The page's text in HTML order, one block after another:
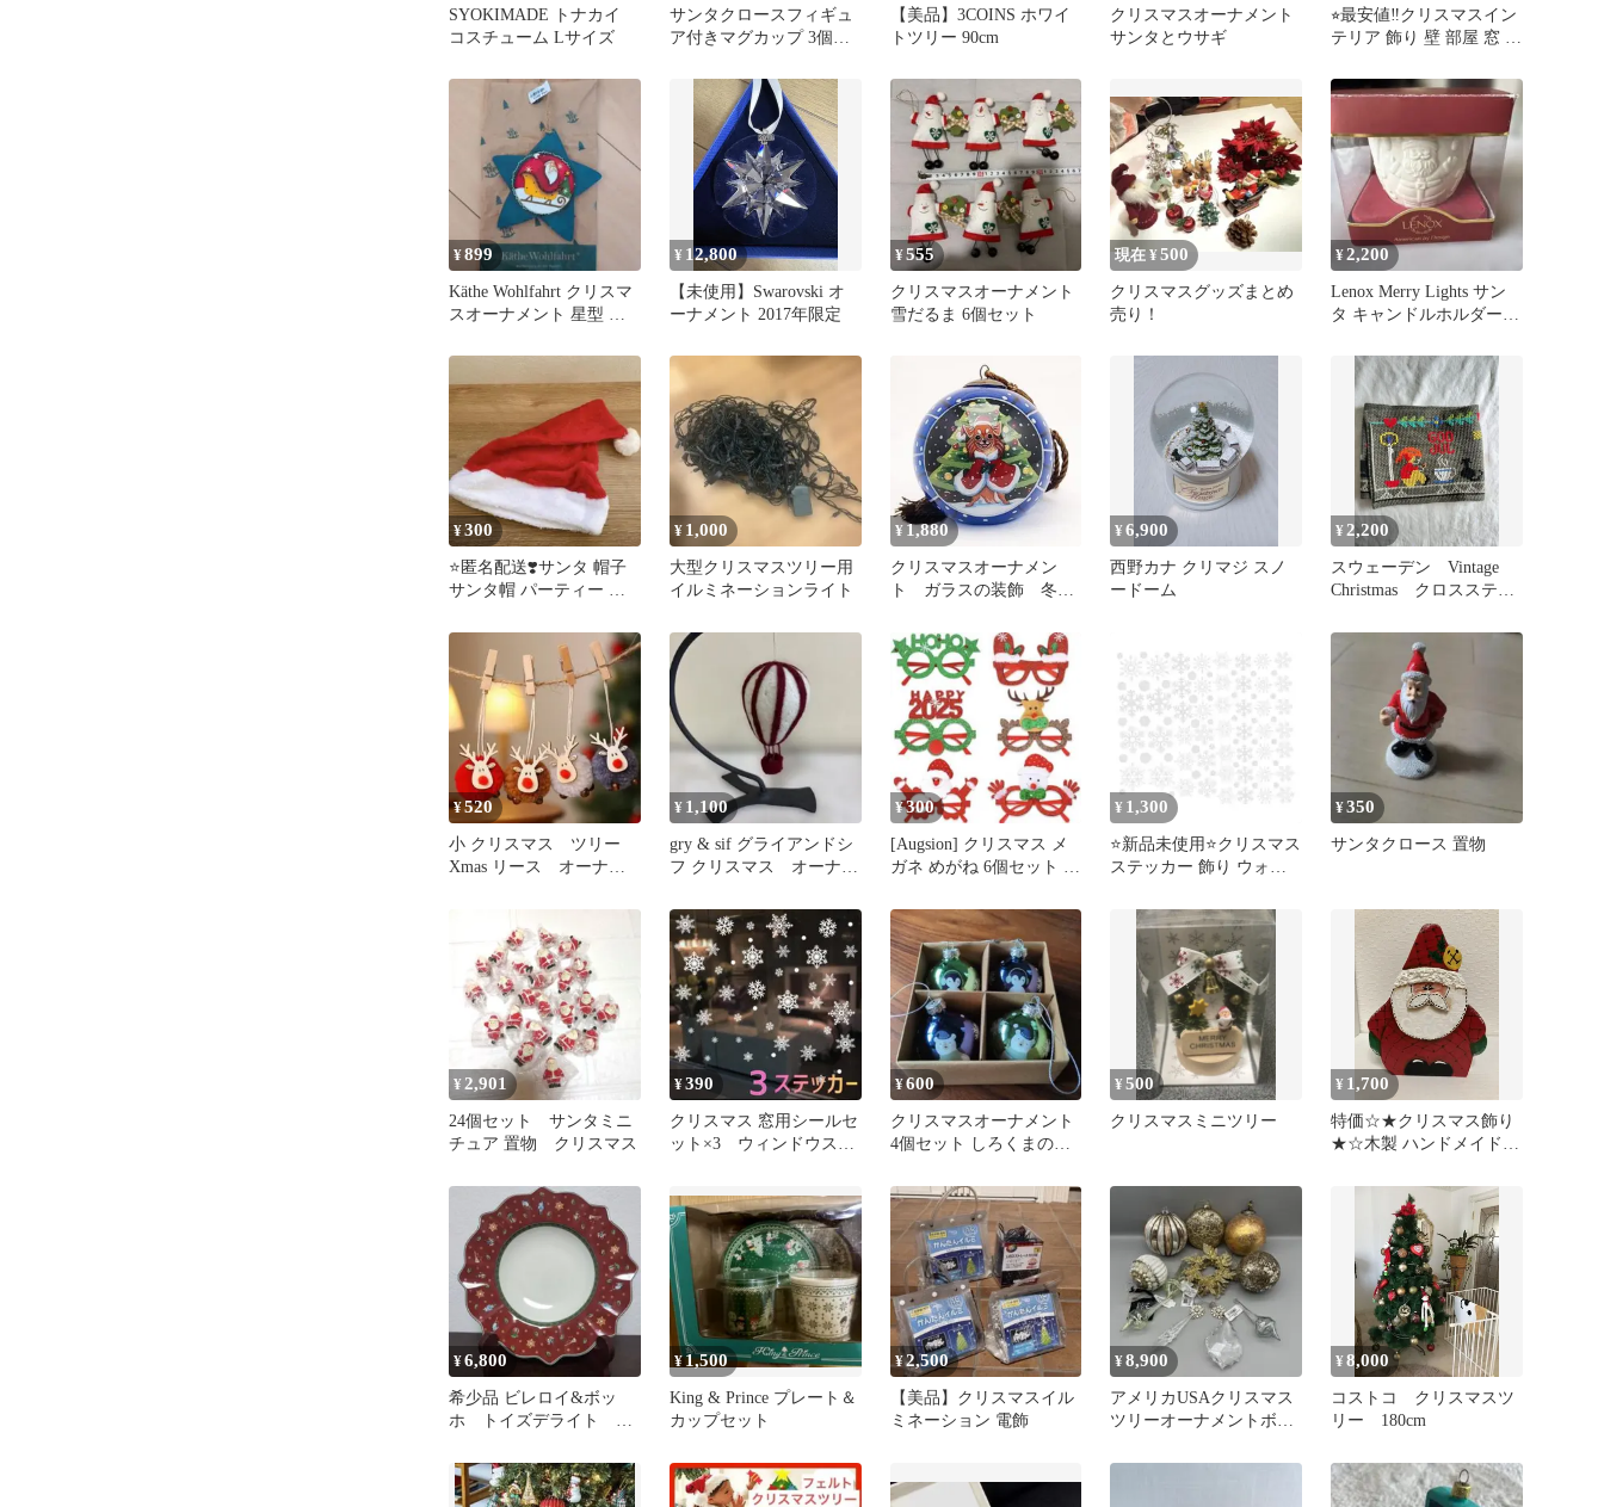
SYOKIMADE トナカイ
コスチューム Lサイズ
サンタクロースフィギュ
ア付きマグカップ 3個セ
【美品】3COINS ホワイ
トツリー 90cm
クリスマスオーナメント
サンタとウサギ
⭐︎最安値‼️クリスマスイン
テリア 飾り 壁 部屋 窓 横
¥899
Käthe Wohlfahrt クリスマ
スオーナメント 星型 サ
¥ 12,800
【未使用】Swarovski オ
ーナメント 2017年限定
¥555
クリスマスオーナメント
雪だるま 6個セット
現在 ¥500
クリスマスグッズまとめ
売り！
¥2,200
Lenox Merry Lights サン
タ キャンドルホルダー
¥300
⭐️匿名配送❣️サンタ 帽子
サンタ帽 パーティー ク
¥ 1,000
大型クリスマスツリー用
イルミネーションライト
¥1,880
クリスマスオーナメン
ト ガラスの装飾 冬の
¥6,900
西野カナ クリマジ スノ
ードーム
¥2,200
スウェーデン Vintage
Christmas クロスステッ
¥520
小 クリスマス ツリー
Xmas リース オーナメ
¥ 1,100
gry & sif グライアンドシ
フ クリスマス オーナメ
¥300
[Augsion] クリスマス メ
ガネ めがね 6個セット 可
¥ 1,300
⭐️新品未使用⭐️クリスマス
ステッカー 飾り ウォー
¥350
サンタクロース 置物
¥2,901
24個セット サンタミニ
チュア 置物 クリスマス
¥390
クリスマス 窓用シールセ
ット×3 ウィンドウステ
¥600
クリスマスオーナメント
4個セット しろくまの
¥500
クリスマスミニツリー
¥ 1,700
特価☆★クリスマス飾り
★☆木製 ハンドメイド
¥6,800
希少品 ビレロイ&ボッ
ホ トイズデライト ク
皿
¥1,500
King & Prince プレート＆
カップセット
¥2,500
【美品】クリスマスイル
ミネーション 電飾
¥8,900
アメリカUSAクリスマス
ツリーオーナメントボー
リース11点
¥8,000
コストコ クリスマスツ
リー 180cm